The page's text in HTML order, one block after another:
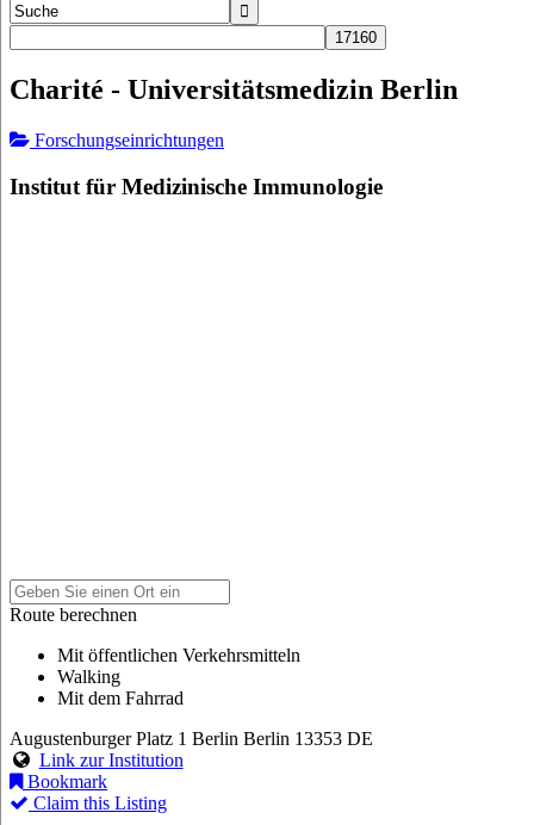
Charité - Universitätsmedizin Berlin
Forschungseinrichtungen
Institut für Medizinische Immunologie
Route berechnen
Mit öffentlichen Verkehrsmitteln
Walking
Mit dem Fahrrad
Augustenburger Platz 1 Berlin Berlin 13353 DE
Link zur Institution
Bookmark
Claim this Listing